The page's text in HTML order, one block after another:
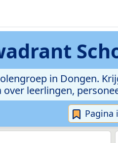
in Dongen.
leerlingen,